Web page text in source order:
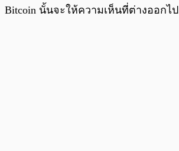
Bitcoin นั้นจะให้ความเห็นที่ต่างออกไป